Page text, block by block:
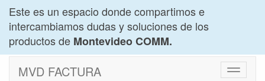
Este es un espacio donde compartimos e
intercambiamos dudas y soluciones de los
productos de Montevideo COMM.
Cambiar
MVD FACTURA